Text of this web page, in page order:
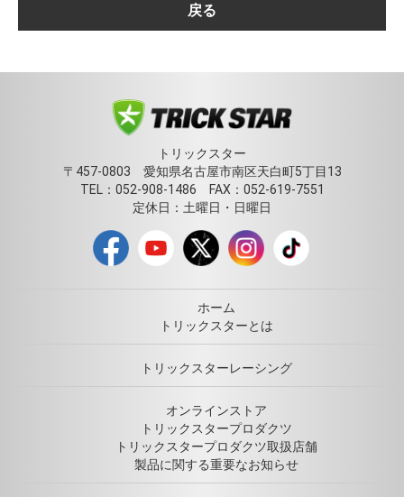
戻る
トリックスター
〒457-0803 愛知県名古屋市南区天白町5丁目13
TEL：052-908-1486 FAX：052-619-7551
定休日：土曜日・日曜日
ホーム
トリックスターとは
トリックスターレーシング
オンラインストア
トリックスタープロダクツ
トリックスタープロダクツ取扱店舗
製品に関する重要なお知らせ